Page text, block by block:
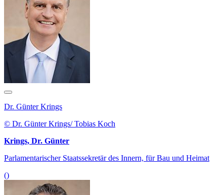
Dr. Günter Krings
© Dr. Günter Krings/ Tobias Koch
Krings, Dr. Günter
Parlamentarischer Staatssekretär des Innern, für Bau und Heimat
()